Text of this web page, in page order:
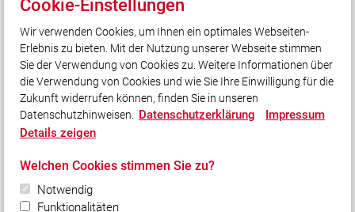
Landkreis Schwandorf
Kreisfeuerwehrverband Schwandorf
ILS Amberg
Feuerwehr Oberköblitz
Social Media
Bleiben Sie mit uns in Kontakt und vernetzen Sie sich
mit uns!
Cookie-Einstellungen
Wir verwenden Cookies, um Ihnen ein optimales Webseiten-
Erlebnis zu bieten. Mit der Nutzung unserer Webseite stimmen
Sie der Verwendung von Cookies zu. Weitere Informationen über
die Verwendung von Cookies und wie Sie Ihre Einwilligung für die
Zukunft widerrufen können, finden Sie in unseren
Datenschutzhinweisen. Datenschutzerklärung
Impressum
Details zeigen
Welchen Cookies stimmen Sie zu?
Notwendig
Funktionalitäten